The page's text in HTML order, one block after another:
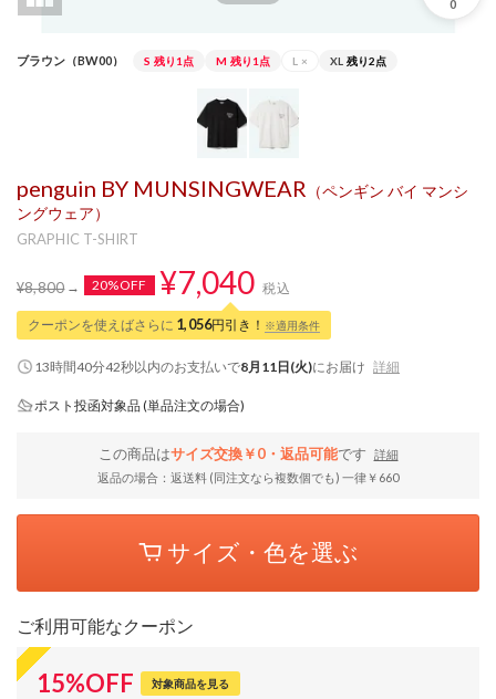
0
ブラウン（BW00） S 残り1点 M 残り1点 L × XL 残り2点
penguin BY MUNSINGWEAR
（ペンギン バイ マンシ
ングウェア）
GRAPHIC T-SHIRT
¥8,800 20%OFF ¥7,040 税込
クーポンを使えばさらに 1,056円引き！ ※適用条件
13時間40分41秒以内のお支払いで8月11日(火)にお届け 詳細
ポスト投函対象品 (単品注文の場合)
この商品はサイズ交換￥0・返品可能です
詳細
返品の場合：返送料 (同注文なら複数個でも) 一律￥660
サイズ・色を選ぶ
ご利用可能なクーポン
15%OFF 対象商品を見る